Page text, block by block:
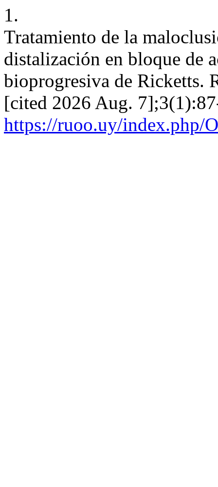
1.
Tratamiento de la
distalización en bloque de
bioprogresiva de Ricketts.
[cited 2026 Aug.
https://ruoo.uy/index.php/